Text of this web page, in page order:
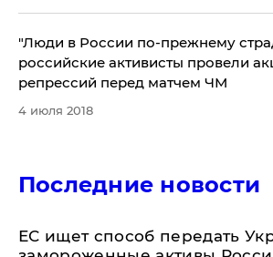
"Люди в России по-прежнему
российские активисты провели
репрессий перед матчем ЧМ
4 июля 2018
Последние новости
ЕС ищет способ передать